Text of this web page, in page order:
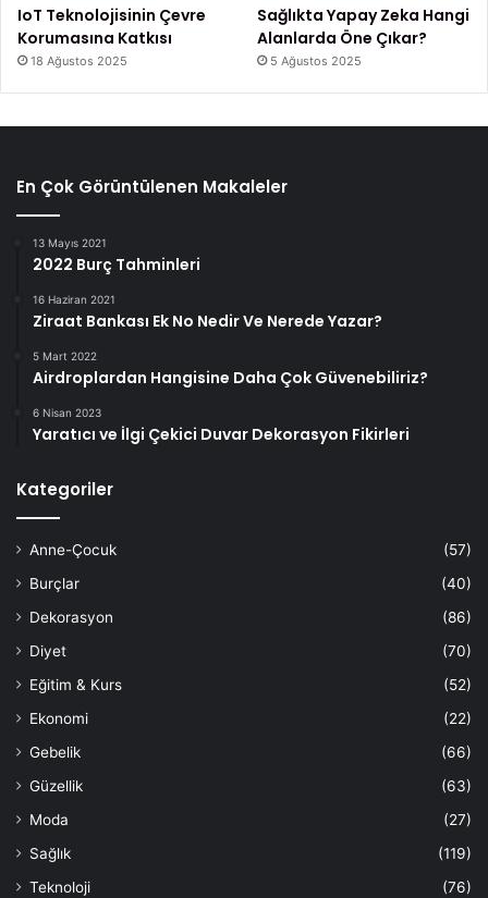
IoT Teknolojisinin Çevre
Korumasına Katkısı
18 Ağustos 2025
Sağlıkta Yapay Zeka Hangi
Alanlarda Öne Çıkar?
5 Ağustos 2025
En Çok Görüntülenen Makaleler
13 Mayıs 2021
2022 Burç Tahminleri
16 Haziran 2021
Ziraat Bankası Ek No Nedir Ve Nerede Yazar?
5 Mart 2022
Airdroplardan Hangisine Daha Çok Güvenebiliriz?
6 Nisan 2023
Yaratıcı ve İlgi Çekici Duvar Dekorasyon Fikirleri
Kategoriler
Anne-Çocuk
(57)
Burçlar
(40)
Dekorasyon
(86)
Diyet
(70)
Eğitim & Kurs
(52)
Ekonomi
(22)
Gebelik
(66)
Güzellik
(63)
Moda
(27)
Sağlık
(119)
Teknoloji
(76)